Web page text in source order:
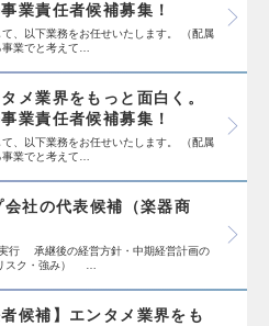
業責任者候補募集！
、以下業務をお任せいたします。 （配属
業でと考えて…
メ業界をもっと面白く。
業責任者候補募集！
、以下業務をお任せいたします。 （配属
業でと考えて…
社の代表候補（楽器商
実行 承継後の経営方針・中期経営計画の
スク・強み） …
候補】エンタメ業界をも